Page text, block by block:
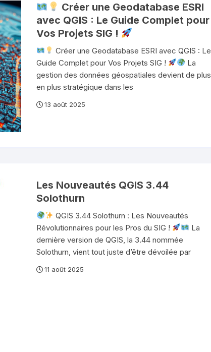
Créer une Geodatabase ESRI
avec QGIS : Le Guide Complet pour
Vos Projets SIG !
Créer une Geodatabase ESRI avec QGIS : Le
Guide Complet pour Vos Projets SIG !
La
gestion des données géospatiales devient de plus
en plus stratégique dans les
13 août 2025
Les Nouveautés QGIS 3.44
Solothurn
QGIS 3.44 Solothurn : Les Nouveautés
Révolutionnaires pour les Pros du SIG !
La
dernière version de QGIS, la 3.44 nommée
Solothurn, vient tout juste d’être dévoilée par
11 août 2025